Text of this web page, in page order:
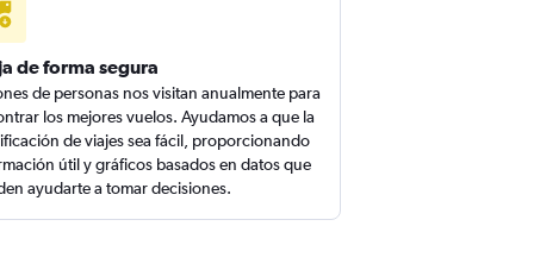
de forma segura
de personas nos visitan anualmente para
los mejores vuelos. Ayudamos a que la
de viajes sea fácil, proporcionando
útil y gráficos basados en datos que
ayudarte a tomar decisiones.